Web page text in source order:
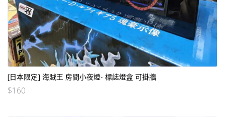
[日本限定] 海賊王 房間小夜燈- 標誌燈盒 可掛牆
$160